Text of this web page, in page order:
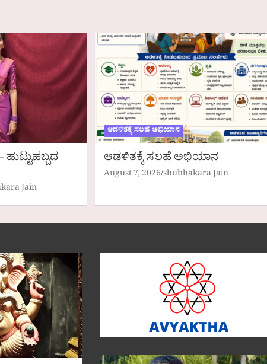
Jain
ಆಡಳಿತಕ್ಕೆ ಸಲಹೆ ಅಭಿಯಾನ
ಆಡಳಿತಕ್ಕೆ ಸಲಹೆ ಅಭಿಯಾನ
August 7, 2026 shubhakara Jain